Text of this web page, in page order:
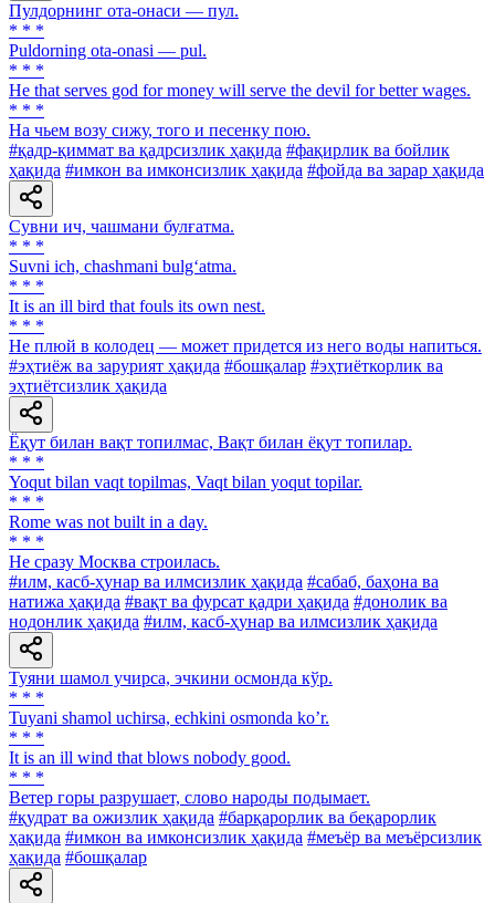
Пулдорнинг ота-онаси — пул.
* * *
Puldorning ota-onasi — pul.
* * *
He that serves god for money will serve the devil for better wages.
* * *
На чьем возу сижу, того и песенку пою.
#қадр-қиммат ва қадрсизлик ҳақида #фақирлик ва бойлик
ҳақида #имкон ва имконсизлик ҳақида #фойда ва зарар ҳақида
Сувни ич, чашмани булғатма.
* * *
Suvni ich, chashmani bulg‘atma.
* * *
It is an ill bird that fouls its own nest.
* * *
He плюй в колодец — может придется из него воды напиться.
#эҳтиёж ва зарурият ҳақида #бошқалар #эҳтиёткорлик ва
эҳтиётсизлик ҳақида
Ёқут билан вақт топилмас, Вақт билан ёқут топилар.
* * *
Yoqut bilan vaqt topilmas, Vaqt bilan yoqut topilar.
* * *
Rome was not built in a day.
* * *
He сразу Москва строилась.
#илм, касб-ҳунар ва илмсизлик ҳақида #сабаб, баҳона ва
натижа ҳақида #вақт ва фурсат қадри ҳақида #донолик ва
нодонлик ҳақида #илм, касб-ҳунар ва илмсизлик ҳақида
Туяни шамол учирса, эчкини осмонда кўр.
* * *
Tuyani shamol uchirsa, echkini osmonda koʼr.
* * *
It is an ill wind that blows nobody good.
* * *
Ветер горы разрушает, слово народы подымает.
#қудрат ва ожизлик ҳақида #барқарорлик ва беқарорлик
ҳақида #имкон ва имконсизлик ҳақида #меъёр ва меъёрсизлик
ҳақида #бошқалар